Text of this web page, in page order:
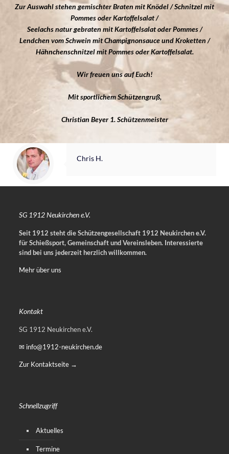
Zur Auswahl stehen gemischter Braten mit Knödel / Schnitzel mit
Pommes oder Kartoffelsalat /
Seelachs natur gebraten mit Kartoffelsalat oder Pommes /
Lendchen vom Schwein mit Champignonsauce und Kroketten /
Hähnchenschnitzel mit Pommes oder Kartoffelsalat.
Wir freuen uns auf Euch!
Mit sportlichem Schützengruß,
Christian Beyer 1. Schützenmeister
Chris H.
SG 1912 Neukirchen e.V.
Seit 1912 steht die Schützengesellschaft 1912 Neukirchen e.V.
für Schießsport, Gemeinschaft und Vereinsleben. Interessierte
sind bei uns jederzeit herzlich willkommen.
Mehr über uns
Kontakt
SG 1912 Neukirchen e.V.
✉ info@1912-neukirchen.de
Zur Kontaktseite →
Schnellzugriff
Aktuelles
Termine